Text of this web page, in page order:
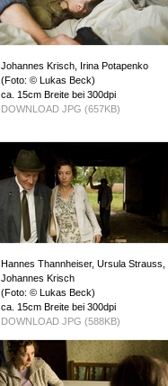
Johannes Krisch, Irina Potapenko
(Foto: © Lukas Beck)
ca. 15cm Breite bei 300dpi
DOWNLOAD JPG (657KB)
Hannes Thannheiser, Ursula Strauss,
Johannes Krisch
(Foto: © Lukas Beck)
ca. 15cm Breite bei 300dpi
DOWNLOAD JPG (588KB)